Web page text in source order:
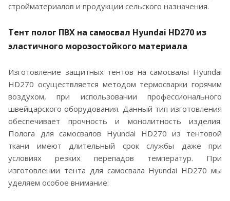
стройматериалов и продукции сельского назначения.
Тент полог ПВХ на самосвал Hyundai HD270 из
эластичного морозостойкого материала
Изготовление защитных тентов на самосвалы Hyundai
HD270 осуществляется методом термосварки горячим
воздухом, при использовании профессионального
швейцарского оборудования. Данный тип изготовления
обеспечивает прочность и монолитность изделия.
Полога для самосвалов Hyundai HD270 из тентовой
ткани имеют длительный срок службы даже при
условиях резких перепадов температур. При
изготовлении тента для самосвала Hyundai HD270 мы
уделяем особое внимание: